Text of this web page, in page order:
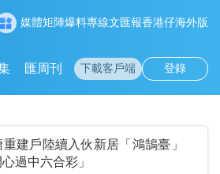
媒體矩陣爆料專線文匯報香港仔海外版
匯周刊 下載客戶端 登錄
重建戶陸續入伙新居「鴻鵠臺」
過中六合彩」